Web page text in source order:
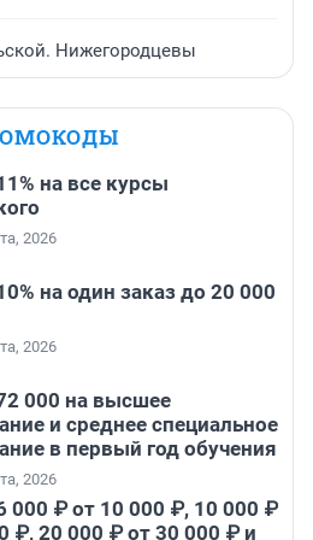
Нижегородцевы
на все курсы
2026
на один заказ до 20 000
2026
000 на высшее
и среднее специальное
в первый год обучения
2026
000 ₽ от 10 000 ₽, 10 000 ₽
₽, 20 000 ₽ от 30 000 ₽ и